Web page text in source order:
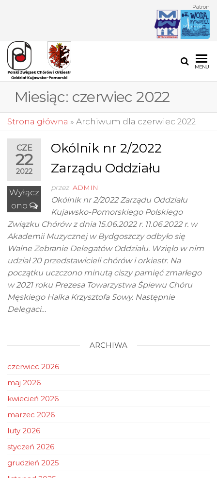
Patron
ZWIĄZEK
CHÓRÓW I
ORKIESTR
ODDZIAŁ
KUJAWSKO-
POMORSKI
Orkiestr
Kujawsko-
Pomorski
MENU
Miesiąc: czerwiec 2022
Strona główna » Archiwum dla czerwiec 2022
CZE
22
2022
Wyłącz
ono
Okólnik nr 2/2022
Zarządu Oddziału
przez ADMIN
Okólnik nr 2/2022 Zarządu Oddziału
Kujawsko-Pomorskiego Polskiego
Związku Chórów z dnia 15.06.2022 r. 11.06.2022 r. w
Akademii Muzycznej w Bydgoszczy odbyło się
Walne Zebranie Delegatów Oddziału. Wzięło w nim
udział 20 przedstawicieli chórów i orkiestr. Na
początku uczczono minutą ciszy pamięć zmarłego
w 2021 roku Prezesa Towarzystwa Śpiewu Chóru
Męskiego Halka Krzysztofa Sowy. Następnie
Delegaci…
ARCHIWA
czerwiec 2026
maj 2026
kwiecień 2026
marzec 2026
luty 2026
styczeń 2026
grudzień 2025